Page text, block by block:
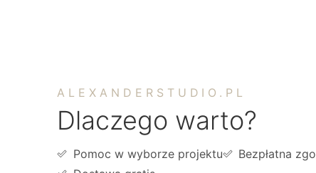
ALEXANDERSTUDIO.PL
Dlaczego warto?
Pomoc w wyborze projektu Bezpłatna